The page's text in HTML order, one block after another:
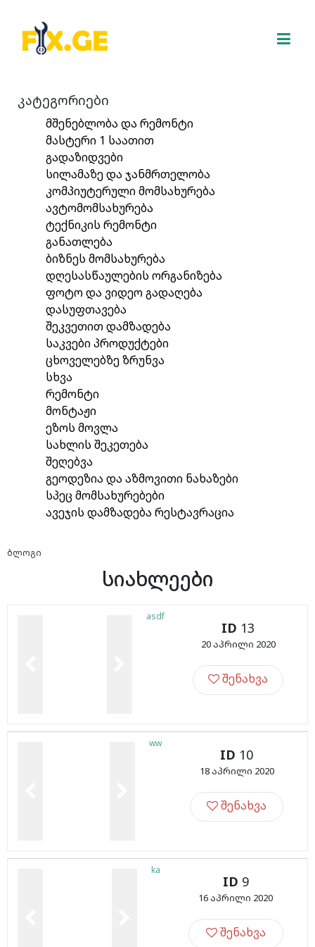
კატეგორიები
მშენებლობა და რემონტი
მასტერი 1 საათით
გადაზიდვები
სილამაზე და ჯანმრთელობა
კომპიუტერული მომსახურება
ავტომომსახურება
ტექნიკის რემონტი
განათლება
ბიზნეს მომსახურება
დღესასწაულების ორგანიზება
ფოტო და ვიდეო გადაღება
დასუფთავება
შეკვეთით დამზადება
საკვები პროდუქტები
ცხოველებზე ზრუნვა
სხვა
რემონტი
მონტაჟი
ეზოს მოვლა
სახლის შეკეთება
შეღებვა
გეოდეზია და აზმოვითი ნახაზები
სპეც მომსახურებები
ავეჯის დამზადება რესტავრაცია
ბლოგი
სიახლეები
asdf
ID 13
20 აპრილი 2020
შენახვა
ww
ID 10
18 აპრილი 2020
შენახვა
ka
ID 9
16 აპრილი 2020
შენახვა